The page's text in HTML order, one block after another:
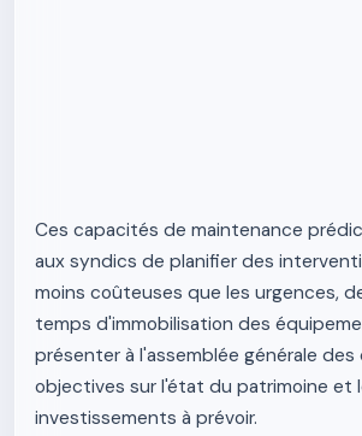
Ces capacités de maintenance
aux syndics de planifier des
moins coûteuses que les urgences,
temps d'immobilisation des
présenter à l'assemblée générale des
objectives sur l'état du patrimoine et
investissements à prévoir.